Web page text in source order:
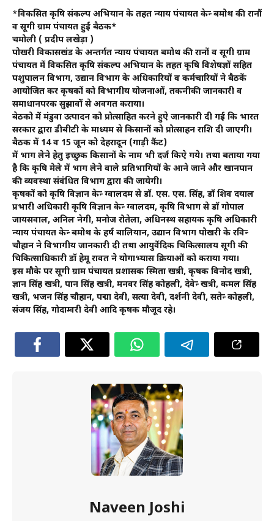
*विकसित कृषि संकल्प अभियान के तहत न्याय पंचायत केन्द्र बमोथ की रानौं
व सूगी ग्राम पंचायत हुई बैठक*
चमोली ( प्रदीप लखेड़ा )
पोखरी विकासखंड के अन्तर्गत न्याय पंचायत बमोथ की रानों व सूगी ग्राम
पंचायत में विकसित कृषि संकल्प अभियान के तहत कृषि विशेषज्ञों सहित
पशुपालन विभाग, उद्यान विभाग के अधिकारियों व कर्मचारियों ने बैठकें
आयोजित कर कृषकों को विभागीय योजनाओं, तकनीकी जानकारी व
समाधानपरक सुझावों से अवगत कराया।
बेठको में मंडुवा उत्पादन को प्रोत्साहित करने हुऐ जानकारी दी गई कि भारत
सरकार द्वारा डीबीटी के माध्यम से किसानों को प्रोत्साहन राशि दी जाएगी।
बैठक में 14 व 15 जून को देहरादून (गाड़ी कैंट)
में भाग लेने हेतु इच्छुक किसानों के नाम भी दर्ज किऐ गये। तथा बताया गया
है कि कृषि मेले में भाग लेने वाले प्रतिभागियों के आने जाने और खानपान
की व्यवस्था संवंधित विभाग द्वारा की जायेगी।
कृषकों को कृषि विज्ञान केन्द्र ग्वालदम से डाॅ. एस. एस. सिंह, डॉ शिव दयाल
प्रभारी अधिकारी कृषि विज्ञान केन्द्र ग्वालदम, कृषि विभाग से डाॅ गोपाल
जायसवाल, अनिल नेगी, मनोज रोतेला, अधिनस्थ सहायक कृषि अधिकारी
न्याय पंचायत केन्द्र बमोथ के हर्ष बालियान, उद्यान विभाग पोखरी के रविन्द्र
चौहान ने विभागीय जानकारी दी तथा आयुर्वेदिक चिकित्सालय सूगी की
चिकित्साधिकारी डॉ हेमू रावत‌ ने योगाभ्यास क्रियाओं को कराया गया।
इस मौके पर सूगी ग्राम पंचायत प्रशासक स्मिता खत्री, कृषक विनोद खत्री,
ज्ञान सिंह खत्री, पान सिंह खत्री, मनवर सिंह कोहली, देवेन्द्र खत्री, कमल सिंह
खत्री, भजन सिंह चौहान, पद्मा देवी, सत्या देवी, दर्शनी देवी, सतेन्द्र कोहली,
संजय सिंह, गोदाम्वरी देवी आदि कृषक मौजूद रहे।
Naveen Joshi